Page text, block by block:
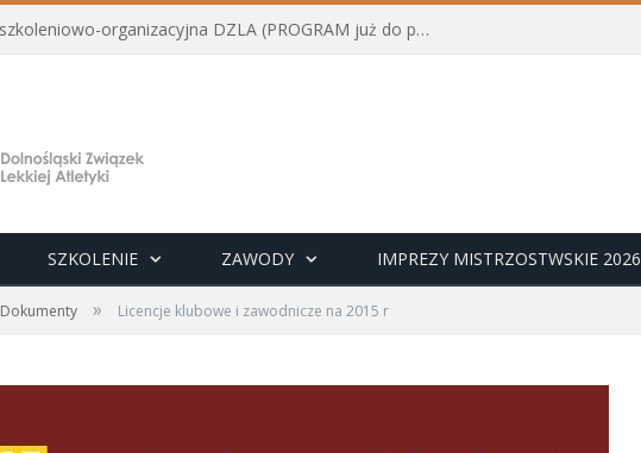
Konferencja szkoleniowo-organizacyjna DZLA (PROGRAM już do pobrania)
SZKOLENIE ZAWODY IMPREZY MISTRZOSTWSKIE 2026
Dokumenty » Licencje klubowe i zawodnicze na 2015 r